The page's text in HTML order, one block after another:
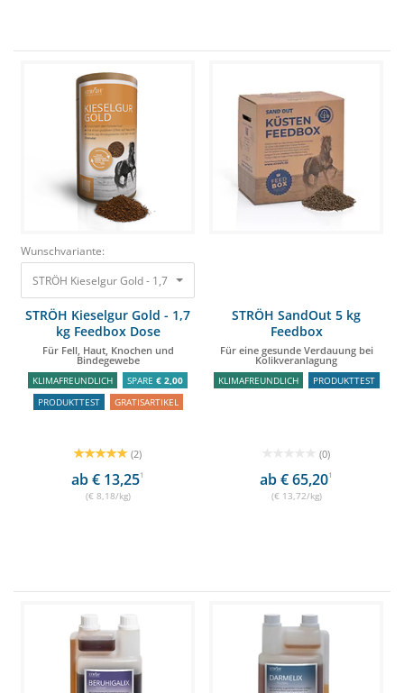
Wunschvariante:
STRÖH Kieselgur Gold - 1,7 kg Feedbox Dose Für Fell, Haut, Knochen und
STRÖH Kieselgur Gold - 1,7
kg Feedbox Dose
Für Fell, Haut, Knochen und
Bindegewebe
KLIMAFREUNDLICH SPARE € 2,00
PRODUKTTEST
GRATISARTIKEL
(2)
ab € 13,251
(€ 8,18/kg)
STRÖH SandOut 5 kg
Feedbox
Für eine gesunde Verdauung bei
Kolikveranlagung
KLIMAFREUNDLICH PRODUKTTEST
(0)
ab € 65,201
(€ 13,72/kg)